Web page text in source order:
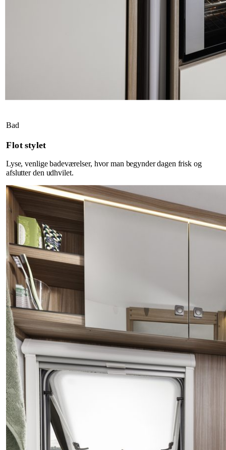
Bad
Flot stylet
Lyse, venlige badeværelser, hvor man begynder dagen frisk og
afslutter den udhvilet.